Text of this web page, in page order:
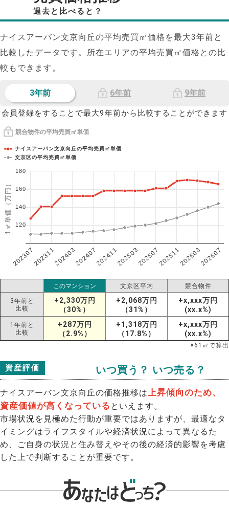
過去と比べると？
ナイスアーバン文京向丘の平均売買㎡価格を最大3年前と
比較したデータです。所在エリアの平均売買㎡価格との比
較もできます。
3年前 6年前 9年前
会員登録をすることで最大9年前から比較することができます
競合物件の平均売買㎡単価
1㎡単価（万円）
ナイスアーバン文京向丘の平均売買㎡単価
文京区の平均売買㎡単価
202307202311202403202407202411202503202507202511202603202607
120
140
160
180
このマンション 文京区平均 競合物件
3年前と
比較
+2,330万円
（30%）
+2,068万円
（31%）
+x,xxx万円
(xx.x%)
1年前と
比較
+287万円
（2.9%）
+1,318万円
（17.8%）
+x,xxx万円
(xx.x%)
※61 ㎡で算出
資産評価 いつ買う？ いつ売る？
ナイスアーバン文京向丘の価格推移は上昇傾向のため、
資産価値が高くなっている といえます。
市場状況を見極めた行動が重要ではありますが、最適なタ
イミングはライフスタイルや経済状況によって異なるた
め、ご自身の状況と住み替えやその後の経済的影響を考慮
した上で判断することが重要です。